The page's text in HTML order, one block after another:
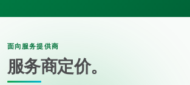
面向服务提供商
服务商定价。